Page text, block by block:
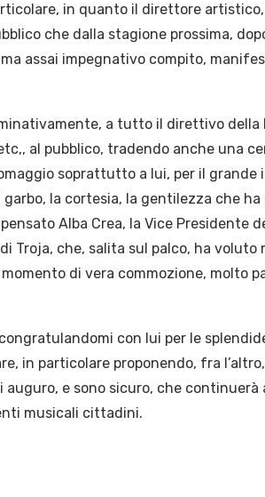
in quanto il direttore
che dalla stagione prossima,
assai impegnativo compito,
a tutto il direttivo della
al pubblico, tradendo anche una
soprattutto a lui, per il grande
la cortesia, la gentilezza che ha
Alba Crea, la Vice Presidente
Troja, che, salita sul palco, ha voluto
di vera commozione, molto
con lui per le
in particolare proponendo, fra
e sono sicuro, che continuerà
musicali cittadini.